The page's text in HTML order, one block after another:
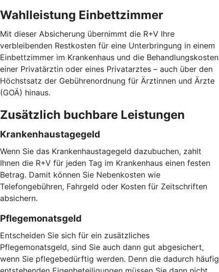
Wahlleistung Einbettzimmer
Mit dieser Absicherung übernimmt die R+V Ihre
verbleibenden Restkosten für eine Unterbringung in einem
Einbettzimmer im Krankenhaus und die Behandlungskosten
einer Privatärztin oder eines Privatarztes – auch über den
Höchstsatz der Gebührenordnung für Ärztinnen und Ärzte
(GOÄ) hinaus.
Zusätzlich buchbare Leistungen
Krankenhaustagegeld
Wenn Sie das Krankenhaustagegeld dazubuchen, zahlt
Ihnen die R+V für jeden Tag im Krankenhaus einen festen
Betrag. Damit können Sie Nebenkosten wie
Telefongebühren, Fahrgeld oder Kosten für Zeitschriften
absichern.
Pflegemonatsgeld
Entscheiden Sie sich für ein zusätzliches
Pflegemonatsgeld, sind Sie auch dann gut abgesichert,
wenn Sie pflegebedürftig werden. Denn die dadurch häufig